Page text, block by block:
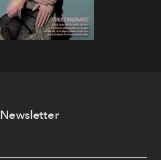
Newsletter